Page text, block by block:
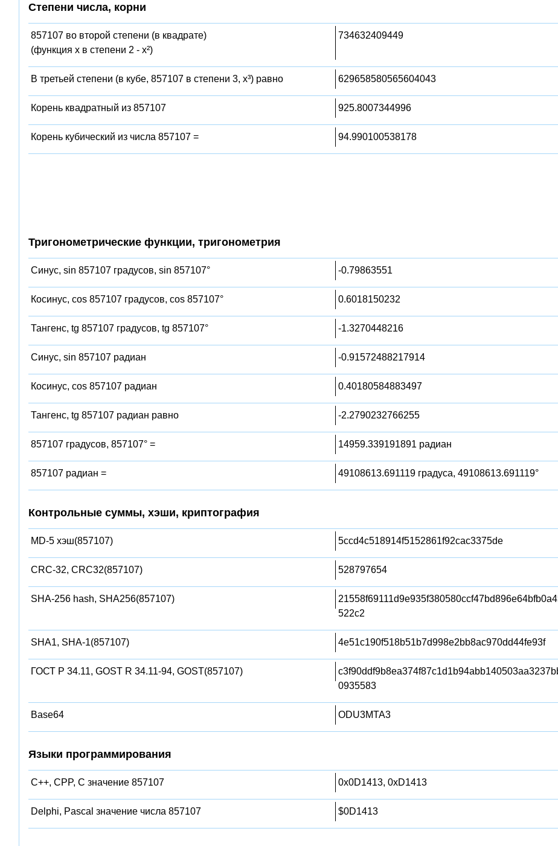
Степени числа, корни
857107 во второй степени (в квадрате)
(функция x в степени 2 - x²)
734632409449
В третьей степени (в кубе, 857107 в степени 3, x³) равно 629658580565604043
Корень квадратный из 857107 925.8007344996
Корень кубический из числа 857107 = 94.990100538178
Тригонометрические функции, тригонометрия
Синус, sin 857107 градусов, sin 857107° -0.79863551
Косинус, cos 857107 градусов, cos 857107° 0.6018150232
Тангенс, tg 857107 градусов, tg 857107° -1.3270448216
Синус, sin 857107 радиан -0.91572488217914
Косинус, cos 857107 радиан 0.40180584883497
Тангенс, tg 857107 радиан равно -2.2790232766255
857107 градусов, 857107° = 14959.339191891 радиан
857107 радиан = 49108613.691119 градуса, 49108613.691119°
Контрольные суммы, хэши, криптография
MD-5 хэш(857107) 5ccd4c518914f5152861f92cac3375de
CRC-32, CRC32(857107) 528797654
SHA-256 hash, SHA256(857107)
522c2
SHA1, SHA-1(857107) 4e51c190f518b51b7d998e2bb8ac970dd44fe93f
ГОСТ Р 34.11, GOST R 34.11-94, GOST(857107)
0935583
Base64 ODU3MTA3
Языки программирования
C++, CPP, C значение 857107 0x0D1413, 0xD1413
Delphi, Pascal значение числа 857107 $0D1413